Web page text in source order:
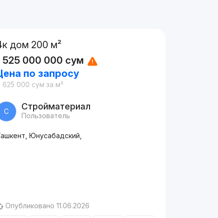
дом 200 м²
525 000 000 сум
по запросу
625 000 сум за м²
С Стройматериал
Пользователь
Юнусабадский,
Опубликовано 11.06.2026